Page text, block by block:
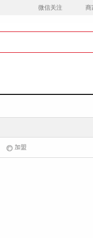
微信关注 商
加盟